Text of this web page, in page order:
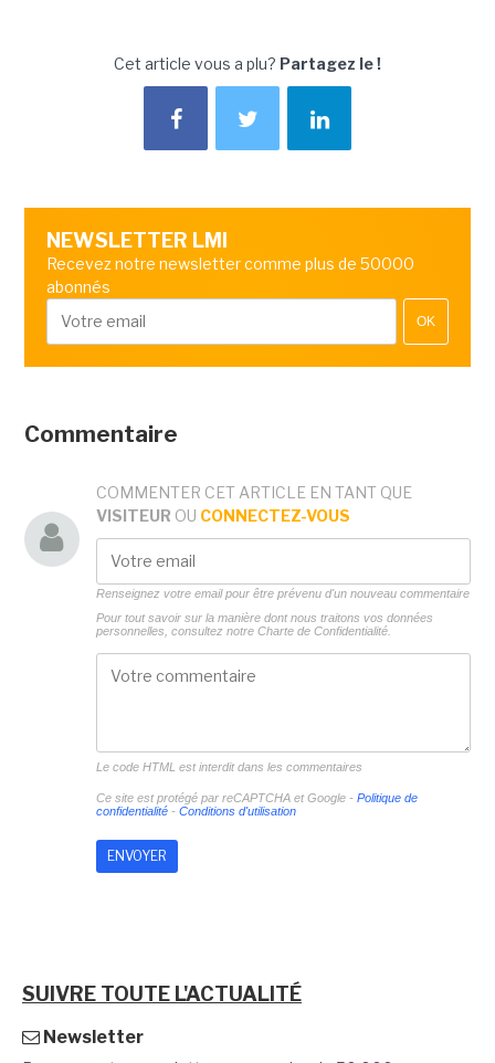
Cet article vous a plu? Partagez le !
NEWSLETTER LMI
Recevez notre newsletter comme plus de 50000
abonnés
OK
Commentaire
COMMENTER CET ARTICLE EN TANT QUE
VISITEUR OU CONNECTEZ-VOUS
Renseignez votre email pour être prévenu d'un nouveau commentaire
Pour tout savoir sur la manière dont nous traitons vos données
personnelles, consultez notre Charte de Confidentialité.
Le code HTML est interdit dans les commentaires
Ce site est protégé par reCAPTCHA et Google - Politique de
confidentialité- Conditions d'utilisation
SUIVRE TOUTE L'ACTUALITÉ
Newsletter